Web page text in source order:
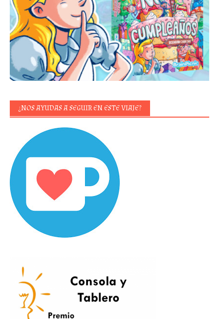
¿NOS AYUDAS A SEGUIR EN ESTE VIAJE?